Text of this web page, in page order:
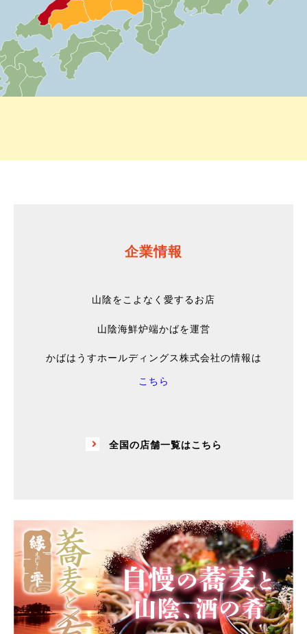
企業情報
山陰をこよなく愛するお店
山陰海鮮炉端かばを運営
かばはうすホールディングス株式会社の情報は
こちら
全国の店舗一覧はこちら